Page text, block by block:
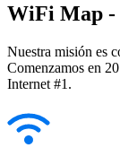
WiFi Map -
Nuestra misión es
Comenzamos en
Internet #1.